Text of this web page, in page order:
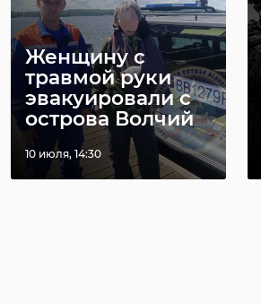
Женщину с
травмой руки
эвакуировали с
острова Волчий
10 июля, 14:30